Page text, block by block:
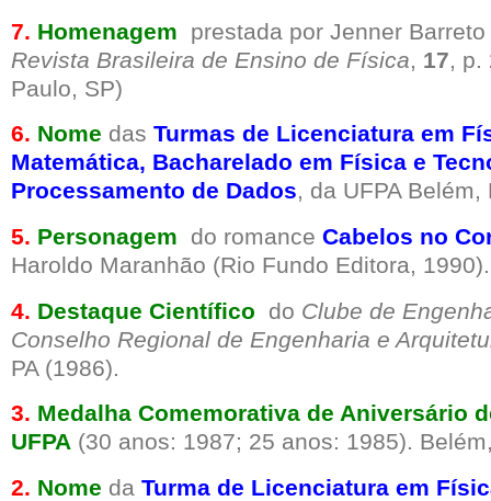
7. Homenagem
prestada por Jenner
Revista Brasileira de Ensino de Física, 17, p.
Paulo, SP)
6. Nome das Turmas de Licenciatura em
Matemática, Bacharelado em Física e
Processamento de Dados, da UFPA Belém,
5. Personagem do romance Cabelos no
Haroldo Maranhão (Rio Fundo Editora, 1990).
4. Destaque Científico do Clube de
Conselho Regional de Engenharia e
PA (1986).
3. Medalha Comemorativa de Aniversário
UFPA (30 anos: 1987; 25 anos: 1985).
2. Nome da Turma de Licenciatura em